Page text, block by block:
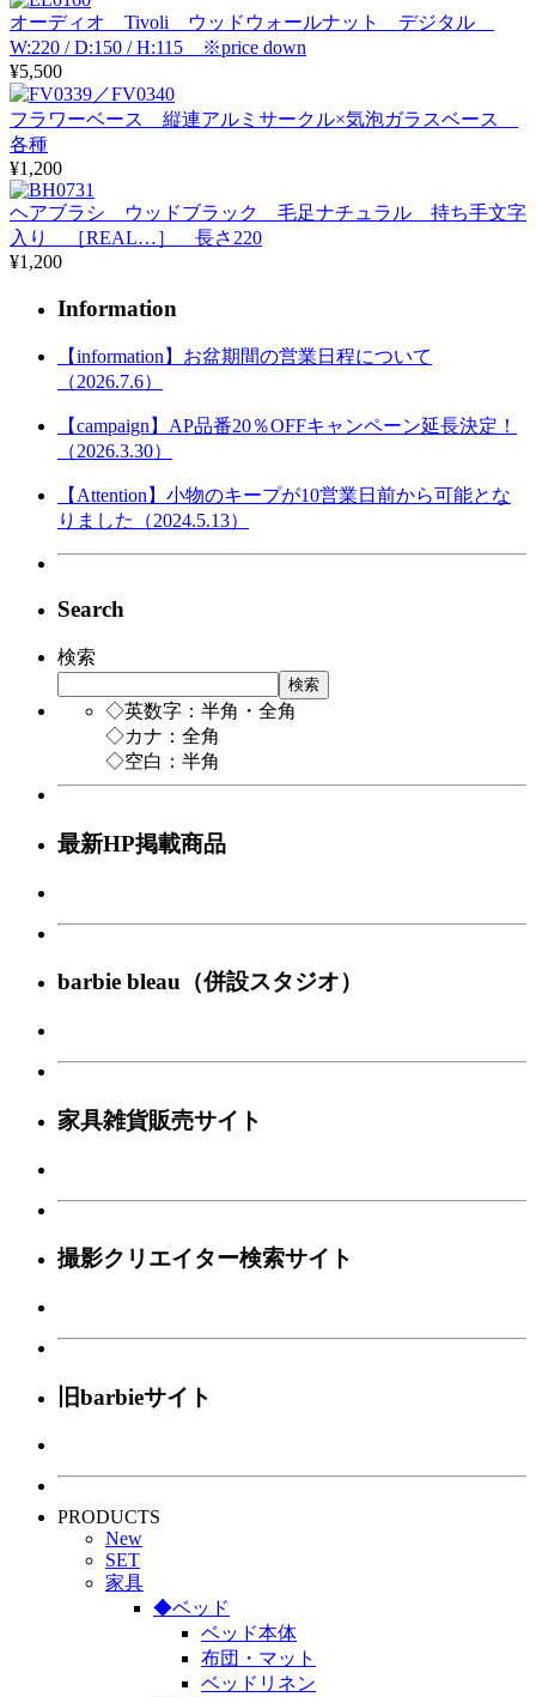
オーディオ Tivoli ウッドウォールナット デジタル
W:220 / D:150 / H:115 ※price down
¥5,500
フラワーベース 縦連アルミサークル×気泡ガラスベース
各種
¥1,200
ヘアブラシ ウッドブラック 毛足ナチュラル 持ち手文字
入り ［REAL…］ 長さ220
¥1,200
Information
【information】お盆期間の営業日程について
（2026.7.6）
【campaign】AP品番20％OFFキャンペーン延長決定！
（2026.3.30）
【Attention】小物のキープが10営業日前から可能とな
りました（2024.5.13）
Search
検索
検索
◇英数字：半角・全角
◇カナ：全角
◇空白：半角
最新HP掲載商品
barbie bleau（併設スタジオ）
家具雑貨販売サイト
撮影クリエイター検索サイト
旧barbieサイト
PRODUCTS
New
SET
家具
◆ベッド
ベッド本体
布団・マット
ベッドリネン